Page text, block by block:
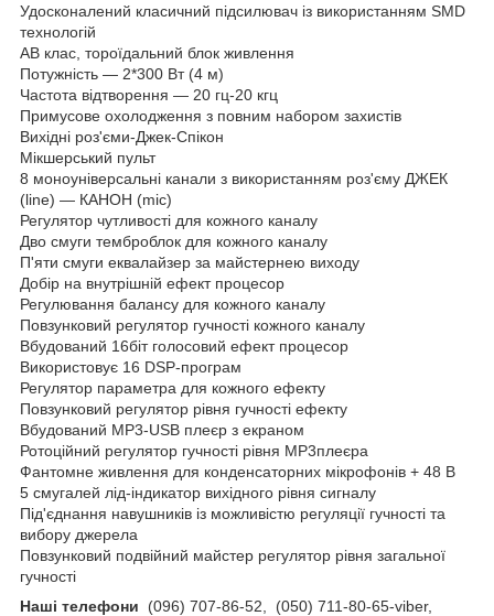
Удосконалений класичний підсилювач із використанням SMD
технологій
АВ клас, тороїдальний блок живлення
Потужність — 2*300 Вт (4 м)
Частота відтворення — 20 гц-20 кгц
Примусове охолодження з повним набором захистів
Вихідні роз'єми-Джек-Спікон
Мікшерський пульт
8 моноуніверсальні канали з використанням роз'єму ДЖЕК
(line) — КАНОН (mic)
Регулятор чутливості для кожного каналу
Дво смуги темброблок для кожного каналу
П'яти смуги еквалайзер за майстернею виходу
Добір на внутрішній ефект процесор
Регулювання балансу для кожного каналу
Повзунковий регулятор гучності кожного каналу
Вбудований 16біт голосовий ефект процесор
Використовує 16 DSP-програм
Регулятор параметра для кожного ефекту
Повзунковий регулятор рівня гучності ефекту
Вбудований MP3-USB плеєр з екраном
Ротоційний регулятор гучності рівня MP3плеєра
Фантомне живлення для конденсаторних мікрофонів + 48 В
5 смугалей лід-індикатор вихідного рівня сигналу
Під'єднання навушників із можливістю регуляції гучності та
вибору джерела
Повзунковий подвійний майстер регулятор рівня загальної
гучності
Наші телефони
(096) 707-86-52, (050) 711-80-65-viber,